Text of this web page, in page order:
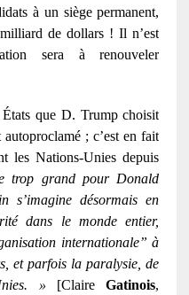
à un siège permanent,
de dollars ! Il n’est
sera à renouveler
États que D. Trump choisit
; c’est en fait
les Nations-Unies depuis
trop grand pour Donald
s’imagine désormais en
dans le monde entier,
internationale” à
et parfois la paralysie, de
» [ClaireGatinois,